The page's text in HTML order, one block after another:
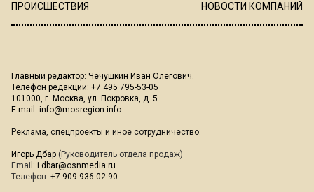
ПРОИСШЕСТВИЯ
НОВОСТИ КОМПАНИЙ
Главный редактор: Чечушкин Иван Олегович.
Телефон редакции: +7 495 795-53-05
101000, г. Москва, ул. Покровка, д. 5
E-mail: info@mosregion.info
Реклама, спецпроекты и иное сотрудничество:
Игорь Дбар (Руководитель отдела продаж)
Email: i.dbar@osnmedia.ru
Телефон: +7 909 936-02-90